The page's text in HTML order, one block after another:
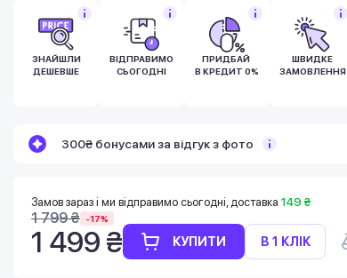
ЗНАЙШЛИ
ДЕШЕВШЕ
ВІДПРАВИМО
СЬОГОДНІ
ПРИДБАЙ
В КРЕДИТ 0%
ШВИДКЕ
ЗАМОВЛЕННЯ
300₴ бонусами за відгук з фото
Замов зараз і ми відправимо сьогодні, доставка 149 ₴
1 799 ₴ -17%
1 499 ₴ КУПИТИ В 1 КЛІК